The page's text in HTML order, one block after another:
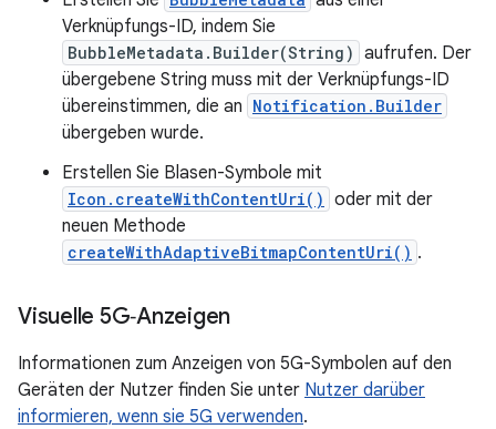
Verknüpfungs-ID, indem Sie
BubbleMetadata.Builder(String) aufrufen. Der
übergebene String muss mit der Verknüpfungs-ID
übereinstimmen, die an Notification.Builder
übergeben wurde.
Erstellen Sie Blasen-Symbole mit
Icon.createWithContentUri() oder mit der
neuen Methode
createWithAdaptiveBitmapContentUri() .
Visuelle 5G‑Anzeigen
Informationen zum Anzeigen von 5G-Symbolen auf den
Geräten der Nutzer finden Sie unter Nutzer darüber
informieren, wenn sie 5G verwenden.